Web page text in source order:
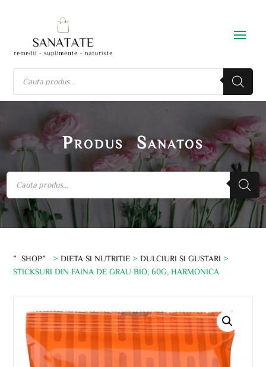
Produs Sanatos
”SHOP” >DIETA SI NUTRITIE >DULCIURI SI GUSTARI >
STICKSURI DIN FAINA DE GRAU BIO, 60G, HARMONICA